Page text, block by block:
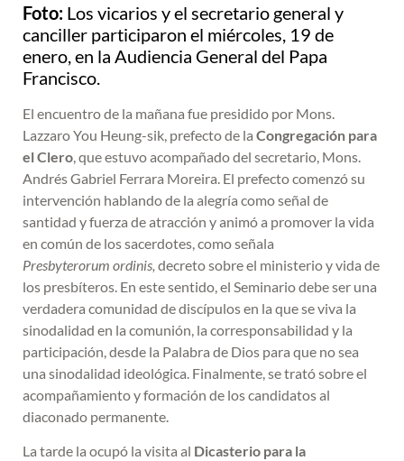
Foto: Los vicarios y el secretario general y
canciller participaron el miércoles, 19 de
enero, en la Audiencia General del Papa
Francisco.
El encuentro de la mañana fue presidido por Mons.
Lazzaro You Heung-sik, prefecto de la Congregación para
el Clero , que estuvo acompañado del secretario, Mons.
Andrés Gabriel Ferrara Moreira. El prefecto comenzó su
intervención hablando de la alegría como señal de
santidad y fuerza de atracción y animó a promover la vida
en común de los sacerdotes, como señala
Presbyterorum ordinis, decretosobre el ministerio y vida de
los presbíteros. En este sentido, el Seminario debe ser una
verdadera comunidad de discípulos en la que se viva la
sinodalidad en la comunión, la corresponsabilidad y la
participación, desde la Palabra de Dios para que no sea
una sinodalidad ideológica. Finalmente, se trató sobre el
acompañamiento y formación de los candidatos al
diaconado permanente.
La tarde la ocupó la visita al Dicasterio para la